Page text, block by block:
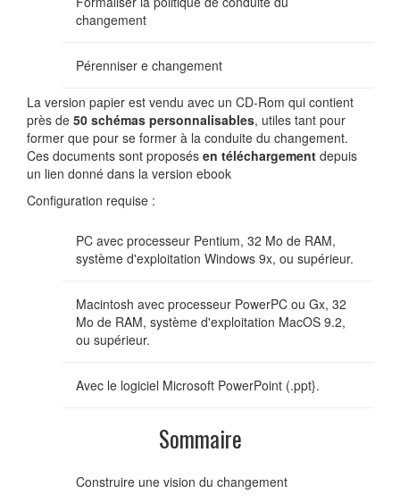
changement
Pérenniser e changement
La version papier est vendu avec un CD-Rom qui contient
près de 50 schémas personnalisables, utiles tant pour
former que pour se former à la conduite du changement.
Ces documents sont proposés en téléchargement depuis
un lien donné dans la version ebook
Configuration requise :
PC avec processeur Pentium, 32 Mo de RAM,
système d'exploitation Windows 9x, ou supérieur.
Macintosh avec processeur PowerPC ou Gx, 32
Mo de RAM, système d'exploitation MacOS 9.2,
ou supérieur.
Avec le logiciel Microsoft PowerPoint (.ppt}.
Sommaire
Construire une vision du changement